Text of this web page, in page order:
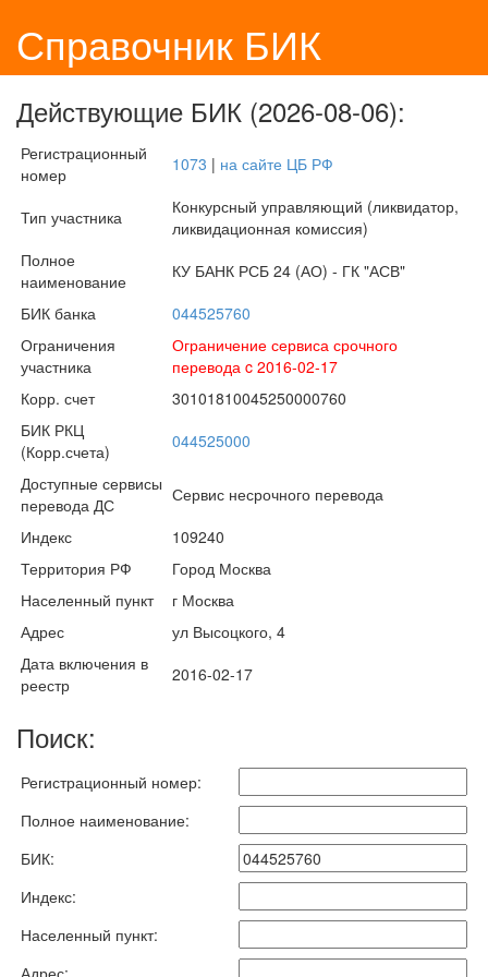
Справочник БИК
Действующие БИК (2026-08-06):
Регистрационный
номер
1073 | на сайте ЦБ РФ
Тип участника
Конкурсный управляющий (ликвидатор,
ликвидационная комиссия)
Полное
наименование
КУ БАНК РСБ 24 (АО) - ГК "АСВ"
БИК банка
044525760
Ограничения
участника
Ограничение сервиса срочного
перевода c 2016-02-17
Корр. счет
30101810045250000760
БИК РКЦ
(Корр.счета)
044525000
Доступные сервисы
перевода ДС
Сервис несрочного перевода
Индекс
109240
Территория РФ
Город Москва
Населенный пункт
г Москва
Адрес
ул Высоцкого, 4
Дата включения в
реестр
2016-02-17
Поиск:
Регистрационный номер:
Полное наименование:
БИК:
Индекс:
Населенный пункт:
Адрес: